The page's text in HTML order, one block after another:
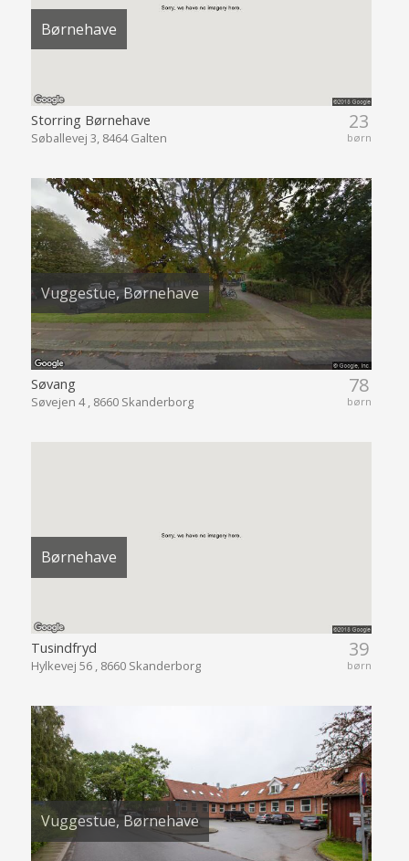
Børnehave
23
børn
Storring Børnehave
Søballevej 3, 8464 Galten
Vuggestue, Børnehave
78
børn
Søvang
Søvejen 4 , 8660 Skanderborg
Børnehave
39
børn
Tusindfryd
Hylkevej 56 , 8660 Skanderborg
Vuggestue, Børnehave